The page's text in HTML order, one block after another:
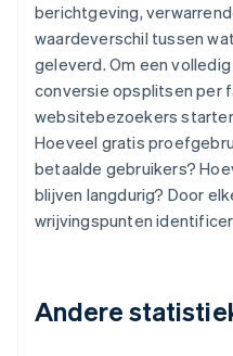
berichtgeving,
waardeverschil tussen
geleverd. Om een
conversie opsplitsen per
websitebezoekers
Hoeveel gratis
betaalde gebruikers?
blijven langdurig? Door
wrijvingspunten
Andere